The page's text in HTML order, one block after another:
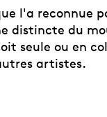
l'a reconnue
distincte du
seule ou en
artistes.